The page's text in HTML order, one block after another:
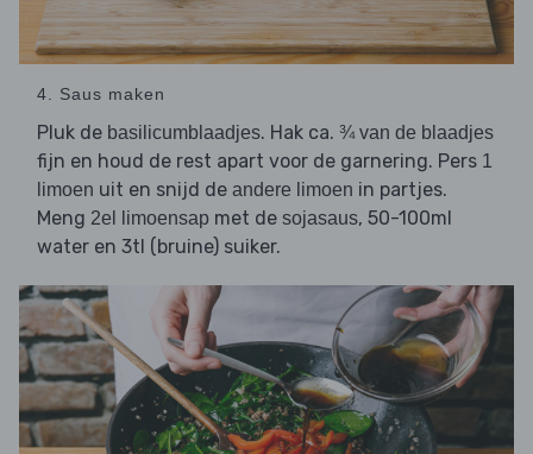
4. Saus maken
Pluk de basilicumblaadjes. Hak ca. ¾ van de blaadjes
fijn en houd de rest apart voor de garnering. Pers 1
limoen uit en snijd de andere limoen in partjes.
Meng 2el limoensap met de sojasaus, 50-100ml
water en 3tl (bruine) suiker.